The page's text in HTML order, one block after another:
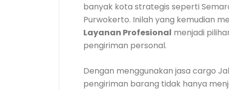
banyak kota strategis seperti
Purwokerto. Inilah yang kemudian
Layanan Profesional menjadi
pengiriman personal.
Dengan menggunakan jasa cargo
pengiriman barang tidak hanya